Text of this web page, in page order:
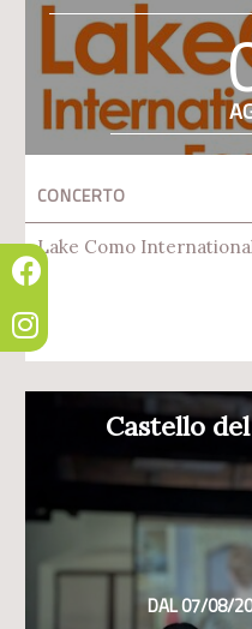
CONCERTO
Lake Como
Castello
DAL 07/08/